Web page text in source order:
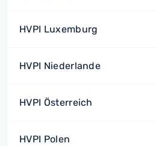
HVPI Luxemburg
HVPI Niederlande
HVPI Österreich
HVPI Polen